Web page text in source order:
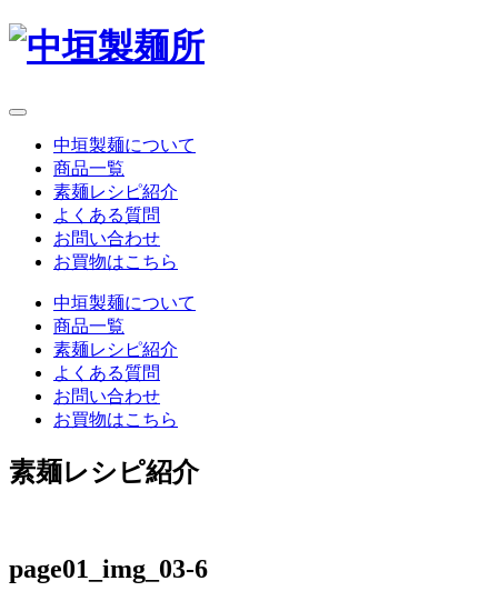
中垣製麺について
商品一覧
素麺レシピ紹介
よくある質問
お問い合わせ
お買物はこちら
中垣製麺について
商品一覧
素麺レシピ紹介
よくある質問
お問い合わせ
お買物はこちら
素麺レシピ紹介
page01_img_03-6